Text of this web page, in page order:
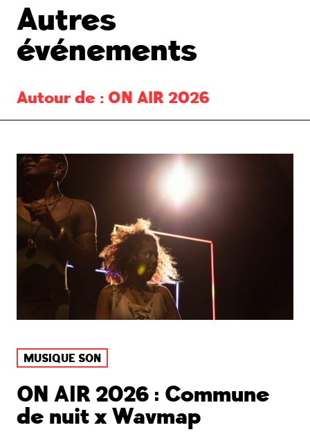
Autres
événements
Autour de : ON AIR 2026
MUSIQUE SON
ON AIR 2026 : Commune
de nuit x Wavmap